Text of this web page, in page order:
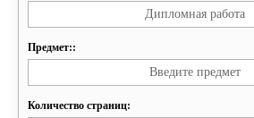
Дипломная работа
Предмет::
Введите предмет
Количество страниц: